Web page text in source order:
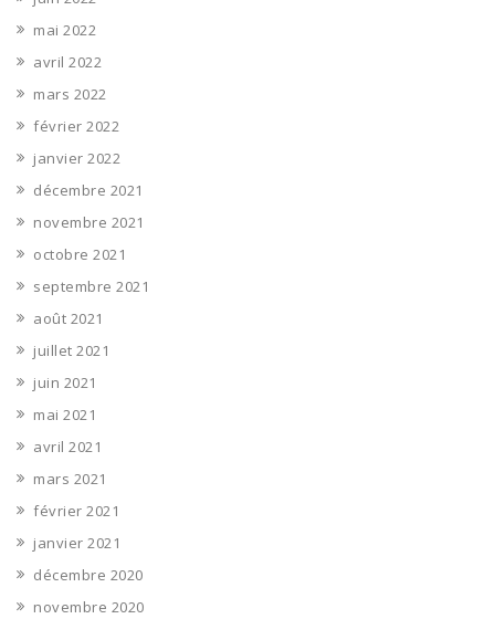
mai 2022
avril 2022
mars 2022
février 2022
janvier 2022
décembre 2021
novembre 2021
octobre 2021
septembre 2021
août 2021
juillet 2021
juin 2021
mai 2021
avril 2021
mars 2021
février 2021
janvier 2021
décembre 2020
novembre 2020